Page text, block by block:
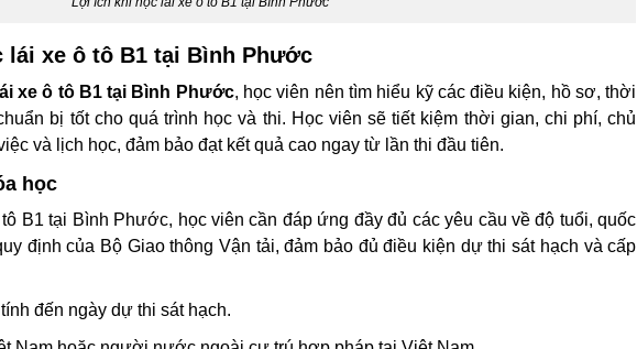
xe ô tô B1 tại Bình Phước
xe ô tô B1 tại Bình Phước, học viên nên tìm hiểu kỹ các điều kiện, hồ sơ, thời
bị tốt cho quá trình học và thi. Học viên sẽ tiết kiệm thời gian, chi phí, chủ
và lịch học, đảm bảo đạt kết quả cao ngay từ lần thi đầu tiên.
học
B1 tại Bình Phước, học viên cần đáp ứng đầy đủ các yêu cầu về độ tuổi, quốc
định của Bộ Giao thông Vận tải, đảm bảo đủ điều kiện dự thi sát hạch và cấp
đến ngày dự thi sát hạch.